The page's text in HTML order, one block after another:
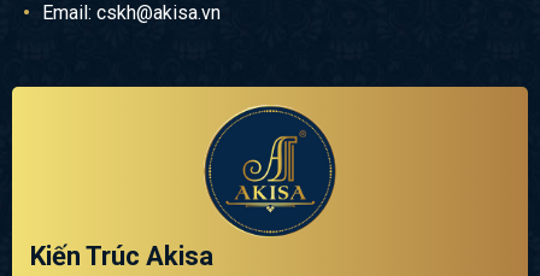
Email: cskh@akisa.vn
Kiến Trúc Akisa